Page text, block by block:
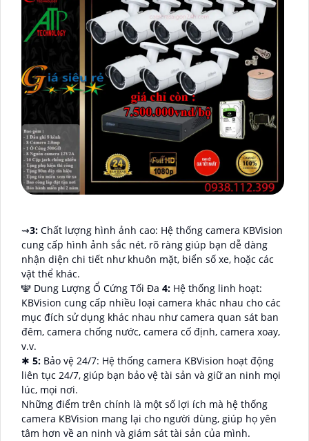
⇝3: Chất lượng hình ảnh cao: Hệ thống camera KBVision
cung cấp hình ảnh sắc nét, rõ ràng giúp bạn dễ dàng
nhận diện chi tiết như khuôn mặt, biển số xe, hoặc các
vật thể khác.
🕎 Dung Lượng Ổ Cứng Tối Đa 4: Hệ thống linh hoạt:
KBVision cung cấp nhiều loại camera khác nhau cho các
mục đích sử dụng khác nhau như camera quan sát ban
đêm, camera chống nước, camera cố định, camera xoay,
v.v.
✱ 5: Bảo vệ 24/7: Hệ thống camera KBVision hoạt động
liên tục 24/7, giúp bạn bảo vệ tài sản và giữ an ninh mọi
lúc, mọi nơi.
Những điểm trên chính là một số lợi ích mà hệ thống
camera KBVision mang lại cho người dùng, giúp họ yên
tâm hơn về an ninh và giám sát tài sản của mình.